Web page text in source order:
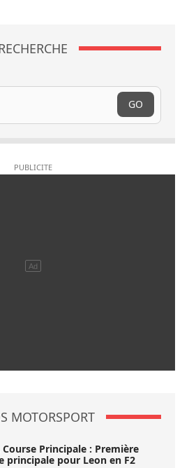
GO
MOTORSPORT
Principale : Première
principale pour Leon en F2